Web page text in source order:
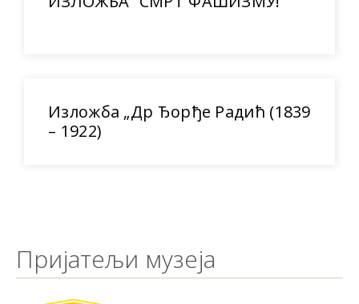
Изложба „Др Ђорђе Радић (1839
– 1922)
Пријатељи музеја